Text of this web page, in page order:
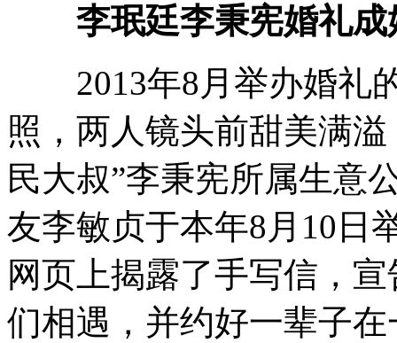
李珉廷李秉宪婚礼成
2013年8月举办婚礼
照，两人镜头前甜美满
民大叔”李秉宪所属生意
友李敏贞于本年8月10日
网页上揭露了手写信，
们相遇，并约好一辈子